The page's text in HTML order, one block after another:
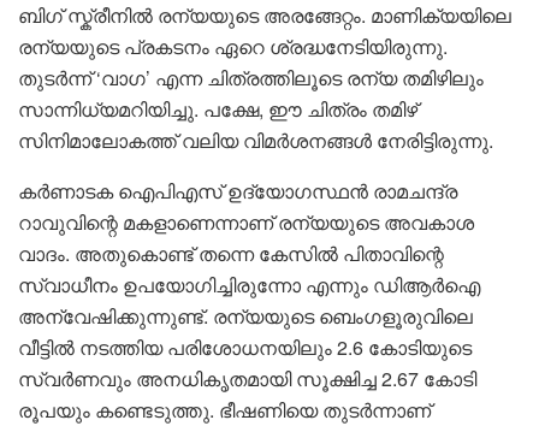
ബിഗ് സ്ക്രീനിൽ രന്യയുടെ അരങ്ങേറ്റം. മാണിക്യയിലെ
രന്യയുടെ പ്രകടനം ഏറെ ശ്രദ്ധനേടിയിരുന്നു.
തുടർന്ന് ‘വാഗ’ എന്ന ചിത്രത്തിലൂടെ രന്യ തമിഴിലും
സാന്നിധ്യമറിയിച്ചു. പക്ഷേ, ഈ ചിത്രം തമിഴ്
സിനിമാലോകത്ത് വലിയ വിമർശനങ്ങൾ നേരിട്ടിരുന്നു.
കര്‍ണാടക ഐപിഎസ് ഉദ്യോഗസ്ഥൻ രാമചന്ദ്ര
റാവുവിന്റെ മകളാണെന്നാണ് രന്യയുടെ അവകാശ
വാദം. അതുകൊണ്ട് തന്നെ കേസില്‍ പിതാവിന്റെ
സ്വാധീനം ഉപയോഗിച്ചിരുന്നോ എന്നും ഡിആര്‍ഐ
അന്വേഷിക്കുന്നുണ്ട്. രന്യയുടെ ബെംഗളൂരുവിലെ
വീട്ടിൽ നടത്തിയ പരിശോധനയിലും 2.6 കോടിയുടെ
സ്വർണവും അനധികൃതമായി സൂക്ഷിച്ച 2.67 കോടി
രൂപയും കണ്ടെടുത്തു. ഭീഷണിയെ തുടർന്നാണ്